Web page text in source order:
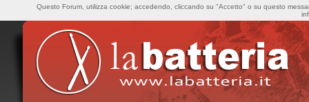
Questo Forum, utilizza cookie; accedendo, cliccando su "Accetto" o su questo